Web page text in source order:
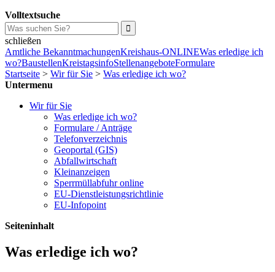
Volltextsuche
schließen
Amtliche BekanntmachungenKreishaus-ONLINEWas erledige ich
wo?BaustellenKreistagsinfoStellenangeboteFormulare
Startseite > Wir für Sie > Was erledige ich wo?
Untermenu
Wir für Sie
Was erledige ich wo?
Formulare / Anträge
Telefonverzeichnis
Geoportal (GIS)
Abfallwirtschaft
Kleinanzeigen
Sperrmüllabfuhr online
EU-Dienstleistungsrichtlinie
EU-Infopoint
Seiteninhalt
Was erledige ich wo?